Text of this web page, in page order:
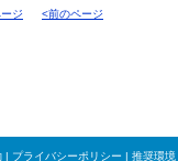
ジ <前のページ
| プライバシーポリシー | 推奨環境